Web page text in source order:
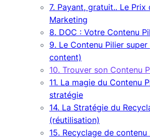
7. Payant, gratuit.. Le Prix
Marketing
8. DOC : Votre Contenu
9. Le Contenu Pilier
content)
10. Trouver son Contenu
11. La magie du Contenu
stratégie
14. La Stratégie du
(réutilisation)
15. Recyclage de contenu